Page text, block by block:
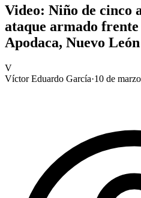
Video: Niño de cinco
ataque armado frente
Apodaca, Nuevo León
V
Víctor Eduardo García·10 de